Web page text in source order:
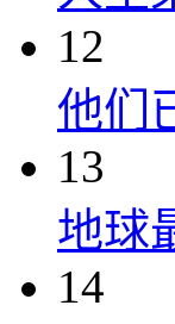
12
他们
13
地球
14